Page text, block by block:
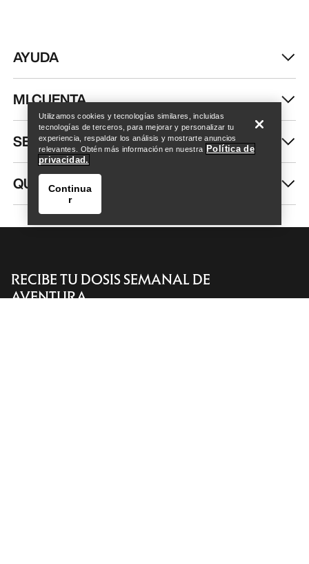
Encuentra una tienda Help
Encuentra una tienda Help
AYUDA
MI CUENTA
SEGUIR COMPRANDO
QUIÉNES SOMOS
RECIBE TU DOSIS SEMANAL DE
AVENTURA
Utilizamos cookies y tecnologías similares, incluidas
tecnologías de terceros, para mejorar y personalizar tu
experiencia, respaldar los análisis y mostrarte anuncios
relevantes. Obtén más información en nuestra Política de
privacidad.
Continua
r